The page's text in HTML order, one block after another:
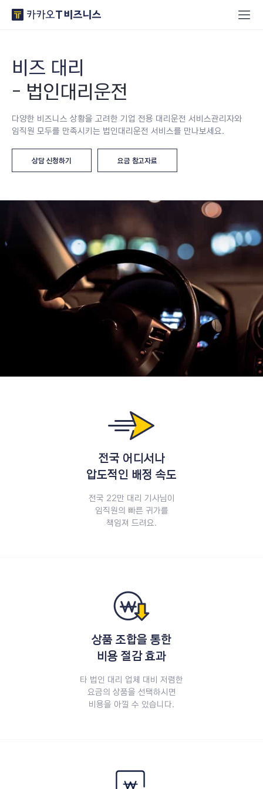
비즈 대리
- 법인대리운전
다양한 비즈니스 상황을 고려한 기업 전용 대리운전 서비스관리자와
임직원 모두를 만족시키는 법인대리운전 서비스를 만나보세요.
상담 신청하기
요금 참고자료
새창열림
전국 어디서나
압도적인 배정 속도
전국 22만 대리 기사님이
임직원의 빠른 귀가를
책임져 드려요.
상품 조합을 통한
비용 절감 효과
타 법인 대리 업체 대비 저렴한
요금의 상품을 선택하시면
비용을 아낄 수 있습니다.